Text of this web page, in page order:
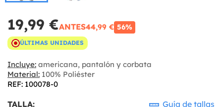
19,99 €ANTES44,99 € 56%
ÚLTIMAS UNIDADES
Incluye: americana, pantalón y corbata
Material: 100% Poliéster
REF: 100078-0
TALLA: Guía de tallas